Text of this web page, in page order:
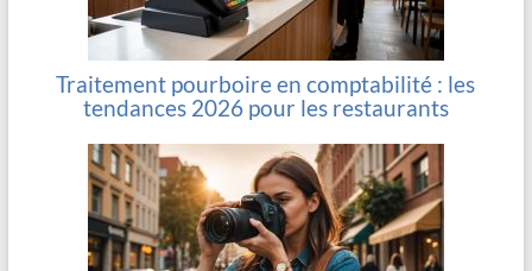
Traitement pourboire en comptabilité : les
tendances 2026 pour les restaurants